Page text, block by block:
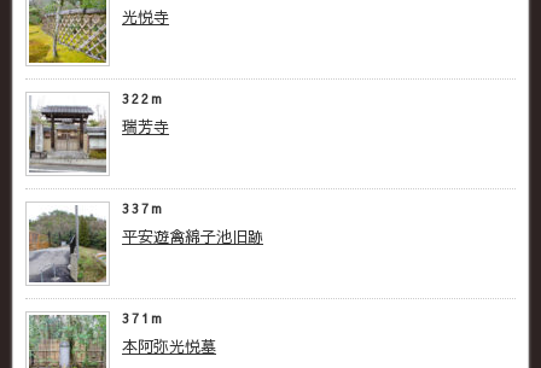
光悦寺
322m
瑞芳寺
337m
平安遊禽綿子池旧跡
371m
本阿弥光悦墓